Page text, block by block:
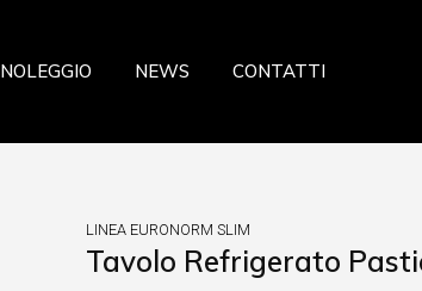
NOLEGGIO NEWS CONTATTI
LINEA EURONORM SLIM
Tavolo Refrigerato